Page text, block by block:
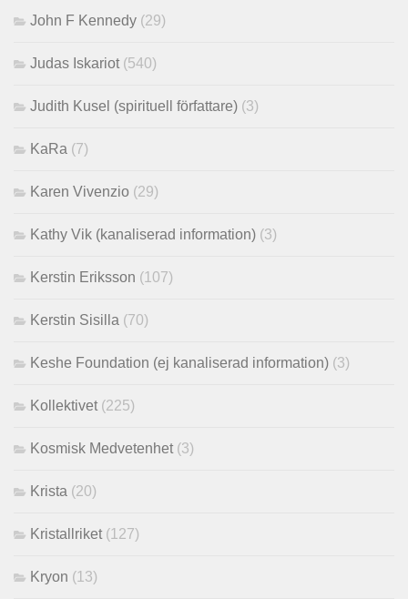
John F Kennedy (29)
Judas Iskariot (540)
Judith Kusel (spirituell författare) (3)
KaRa (7)
Karen Vivenzio (29)
Kathy Vik (kanaliserad information) (3)
Kerstin Eriksson (107)
Kerstin Sisilla (70)
Keshe Foundation (ej kanaliserad information) (3)
Kollektivet (225)
Kosmisk Medvetenhet (3)
Krista (20)
Kristallriket (127)
Kryon (13)